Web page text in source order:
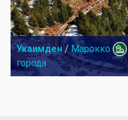
Укаимден/ Марокко
города